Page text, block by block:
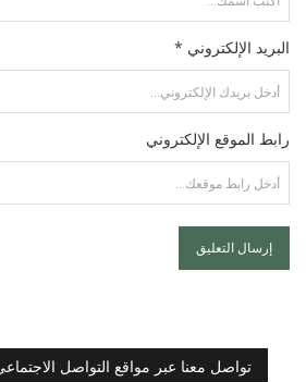
البريد الإلكتروني *
رابط الموقع الإلكتروني
تواصل معنا عبر مواقع التواصل